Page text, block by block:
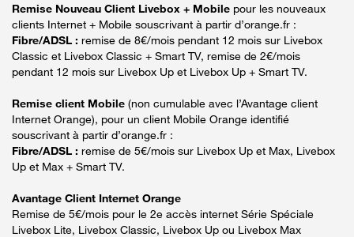
Remise Nouveau Client Livebox + Mobile pour les nouveaux
clients Internet + Mobile souscrivant à partir d’orange.fr :
Fibre/ADSL : remise de 8€/mois pendant 12 mois sur Livebox
Classic et Livebox Classic + Smart TV, remise de 2€/mois
pendant 12 mois sur Livebox Up et Livebox Up + Smart TV.
Remise client Mobile (non cumulable avec l’Avantage client
Internet Orange), pour un client Mobile Orange identifié
souscrivant à partir d’orange.fr :
Fibre/ADSL : remise de 5€/mois sur Livebox Up et Max, Livebox
Up et Max + Smart TV.
Avantage Client Internet Orange
Remise de 5€/mois pour le 2e accès internet Série Spéciale
Livebox Lite, Livebox Classic, Livebox Up ou Livebox Max